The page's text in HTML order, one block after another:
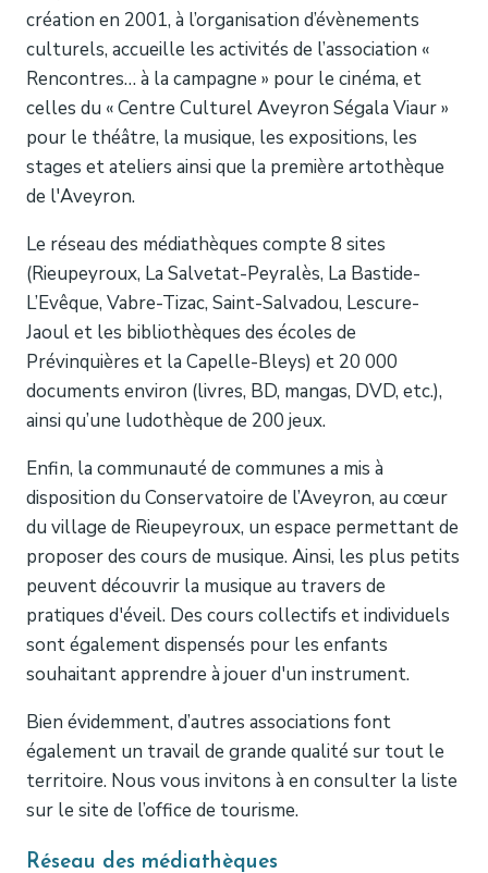
création en 2001, à l’organisation d’évènements
culturels, accueille les activités de l’association «
Rencontres… à la campagne » pour le cinéma, et
celles du « Centre Culturel Aveyron Ségala Viaur »
pour le théâtre, la musique, les expositions, les
stages et ateliers ainsi que la première artothèque
de l'Aveyron.
Le réseau des médiathèques compte 8 sites
(Rieupeyroux, La Salvetat-Peyralès, La Bastide-
L’Evêque, Vabre-Tizac, Saint-Salvadou, Lescure-
Jaoul et les bibliothèques des écoles de
Prévinquières et la Capelle-Bleys) et 20 000
documents environ (livres, BD, mangas, DVD, etc.),
ainsi qu’une ludothèque de 200 jeux.
Enfin, la communauté de communes a mis à
disposition du Conservatoire de l’Aveyron, au cœur
du village de Rieupeyroux, un espace permettant de
proposer des cours de musique. Ainsi, les plus petits
peuvent découvrir la musique au travers de
pratiques d'éveil. Des cours collectifs et individuels
sont également dispensés pour les enfants
souhaitant apprendre à jouer d'un instrument.
Bien évidemment, d’autres associations font
également un travail de grande qualité sur tout le
territoire. Nous vous invitons à en consulter la liste
sur le site de l’office de tourisme.
Réseau des médiathèques